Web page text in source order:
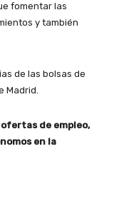
fomentar las
y también
de las bolsas de
Madrid.
de empleo,
en la